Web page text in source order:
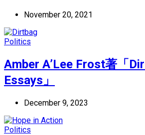
November 20, 2021
Politics
Amber A’Lee Frost著「
Essays」
December 9, 2023
Politics